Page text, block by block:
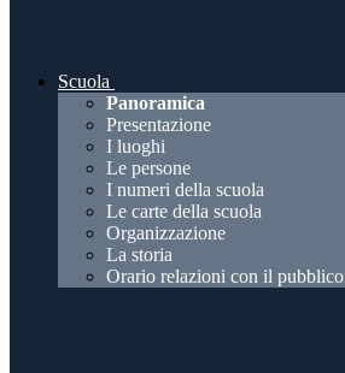
Scuola
Panoramica
Presentazione
I luoghi
Le persone
I numeri della scuola
Le carte della scuola
Organizzazione
La storia
Orario relazioni con il pubblico